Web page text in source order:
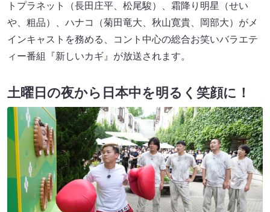
トプラネット（長田庄平、松尾駿）、霜降り明星（せい
や、粗品）、ハナコ（菊田竜大、秋山寛貴、岡部大）がメ
インキャストを務める、コント中心の総合お笑いバラエテ
ィー番組『新しいカギ』が放送されます。
土曜日の夜から日本中を明るく笑顔に！